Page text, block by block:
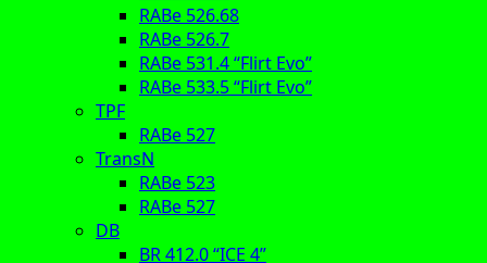
RABe 526.68
RABe 526.7
RABe 531.4 “Flirt Evo”
RABe 533.5 “Flirt Evo”
TPF
RABe 527
TransN
RABe 523
RABe 527
DB
BR 412.0 “ICE 4”